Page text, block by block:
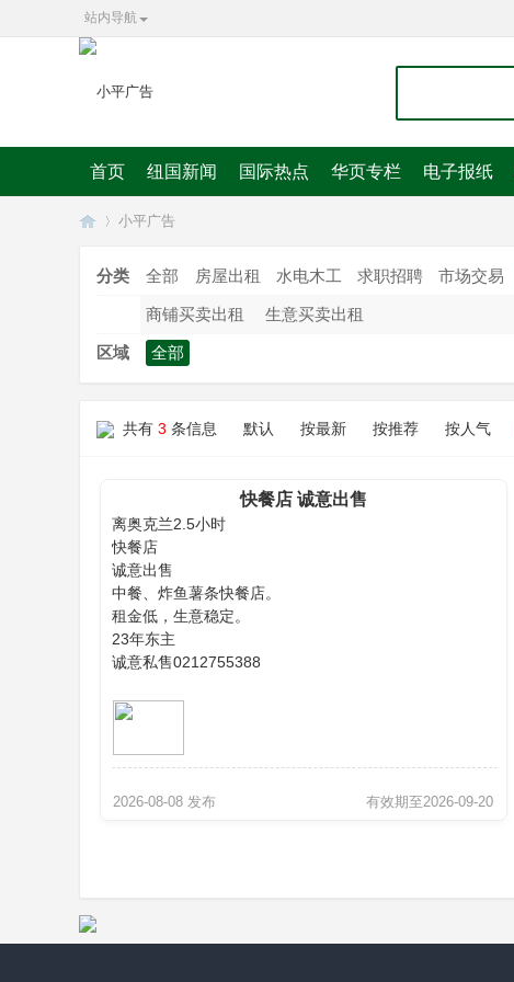
站内导航
首页 纽国新闻 国际热点 华页专栏 电子报纸
小平广告
分类 全部 房屋出租 水电木工 求职招聘 市场交易
商铺买卖出租 生意买卖出租
区域 全部
共有 3 条信息 默认 按最新 按推荐 按人气
快餐店 诚意出售
离奥克兰2.5小时
快餐店
诚意出售
中餐、炸鱼薯条快餐店。
租金低，生意稳定。
23年东主
诚意私售0212755388
有效期至2026-09-20
2026-08-08 发布